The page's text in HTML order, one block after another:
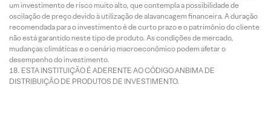
um investimento de risco muito alto, que contempla a possibilidade de
oscilação de preço devido à utilização de alavancagem financeira. A duração
recomendada para o investimento é de curto prazo e o patrimônio do cliente
não está garantido neste tipo de produto. As condições de mercado,
mudanças climáticas e o cenário macroeconômico podem afetar o
desempenho do investimento.
ESTA INSTITUIÇÃO É ADERENTE AO CÓDIGO ANBIMA DE
DISTRIBUIÇÃO DE PRODUTOS DE INVESTIMENTO.